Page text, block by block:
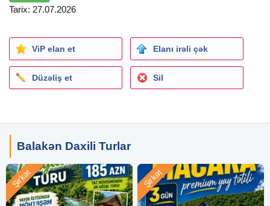
- Səhər yeməyi (2dəfə)
✓Ekskursiyalar:
*Qax:
•Ramrama şəlaləsi (offroad maşınları ilə əlavə 7 azn)
• Şəki xan sarayı
• Karvansaray
• Tacirlər küçəsi
• Şirniyyat evi
*Zaqatala:
Tarix: 27.07.2026
ViP elan et Elanı irəli çək
Düzəliş et Sil
Balakən Daxili Turlar
Şirkət Şirkət